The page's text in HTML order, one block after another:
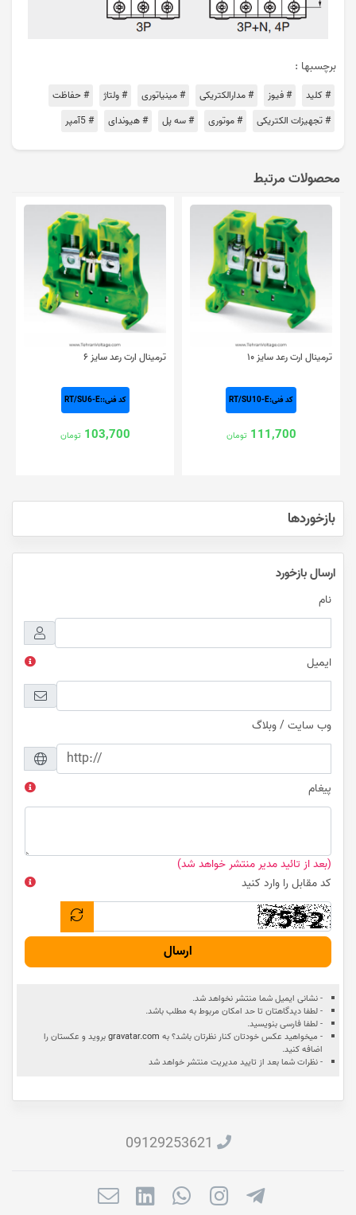
برچسبها :
# کلید # فیوز # مدارالکتریکی # مینیاتوری # ولتاژ
# حفاظت
# تجهیزات الکتریکی
# موتوری # سه پل # هیوندای # 5آمپر
محصولات مرتبط
ترمینال ارت رعد سایز ۱۰
کد فنی:RT/SU10-E
111,700 تومان
ترمینال ارت رعد سایز ۶
کد فنی::RT/SU6-E
103,700 تومان
بازخوردها
ارسال بازخورد
نام
ایمیل
وب سایت / وبلاگ
پیغام
(بعد از تائید مدیر منتشر خواهد شد)
کد مقابل را وارد کنید
ارسال
- نشانی ایمیل شما منتشر نخواهد شد.
- لطفا دیدگاهتان تا حد امکان مربوط به مطلب باشد.
- لطفا فارسی بنویسید.
- میخواهید عکس خودتان کنار نظرتان باشد؟ به gravatar.comبروید و عکستان را
اضافه کنید.
- نظرات شما بعد از تایید مدیریت منتشر خواهد شد
09129253621